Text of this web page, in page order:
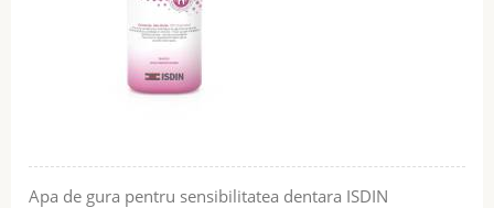
Apa de gura pentru sensibilitatea dentara ISDIN